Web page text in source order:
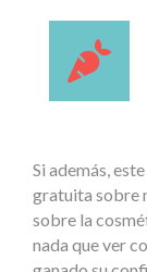
Si además,
gratuita sobre
sobre la
nada que ver